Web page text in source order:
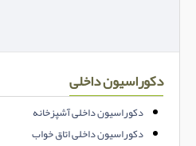
دکوراسیون داخلی
دکوراسیون داخلی آشپزخانه
دکوراسیون داخلی اتاق خواب